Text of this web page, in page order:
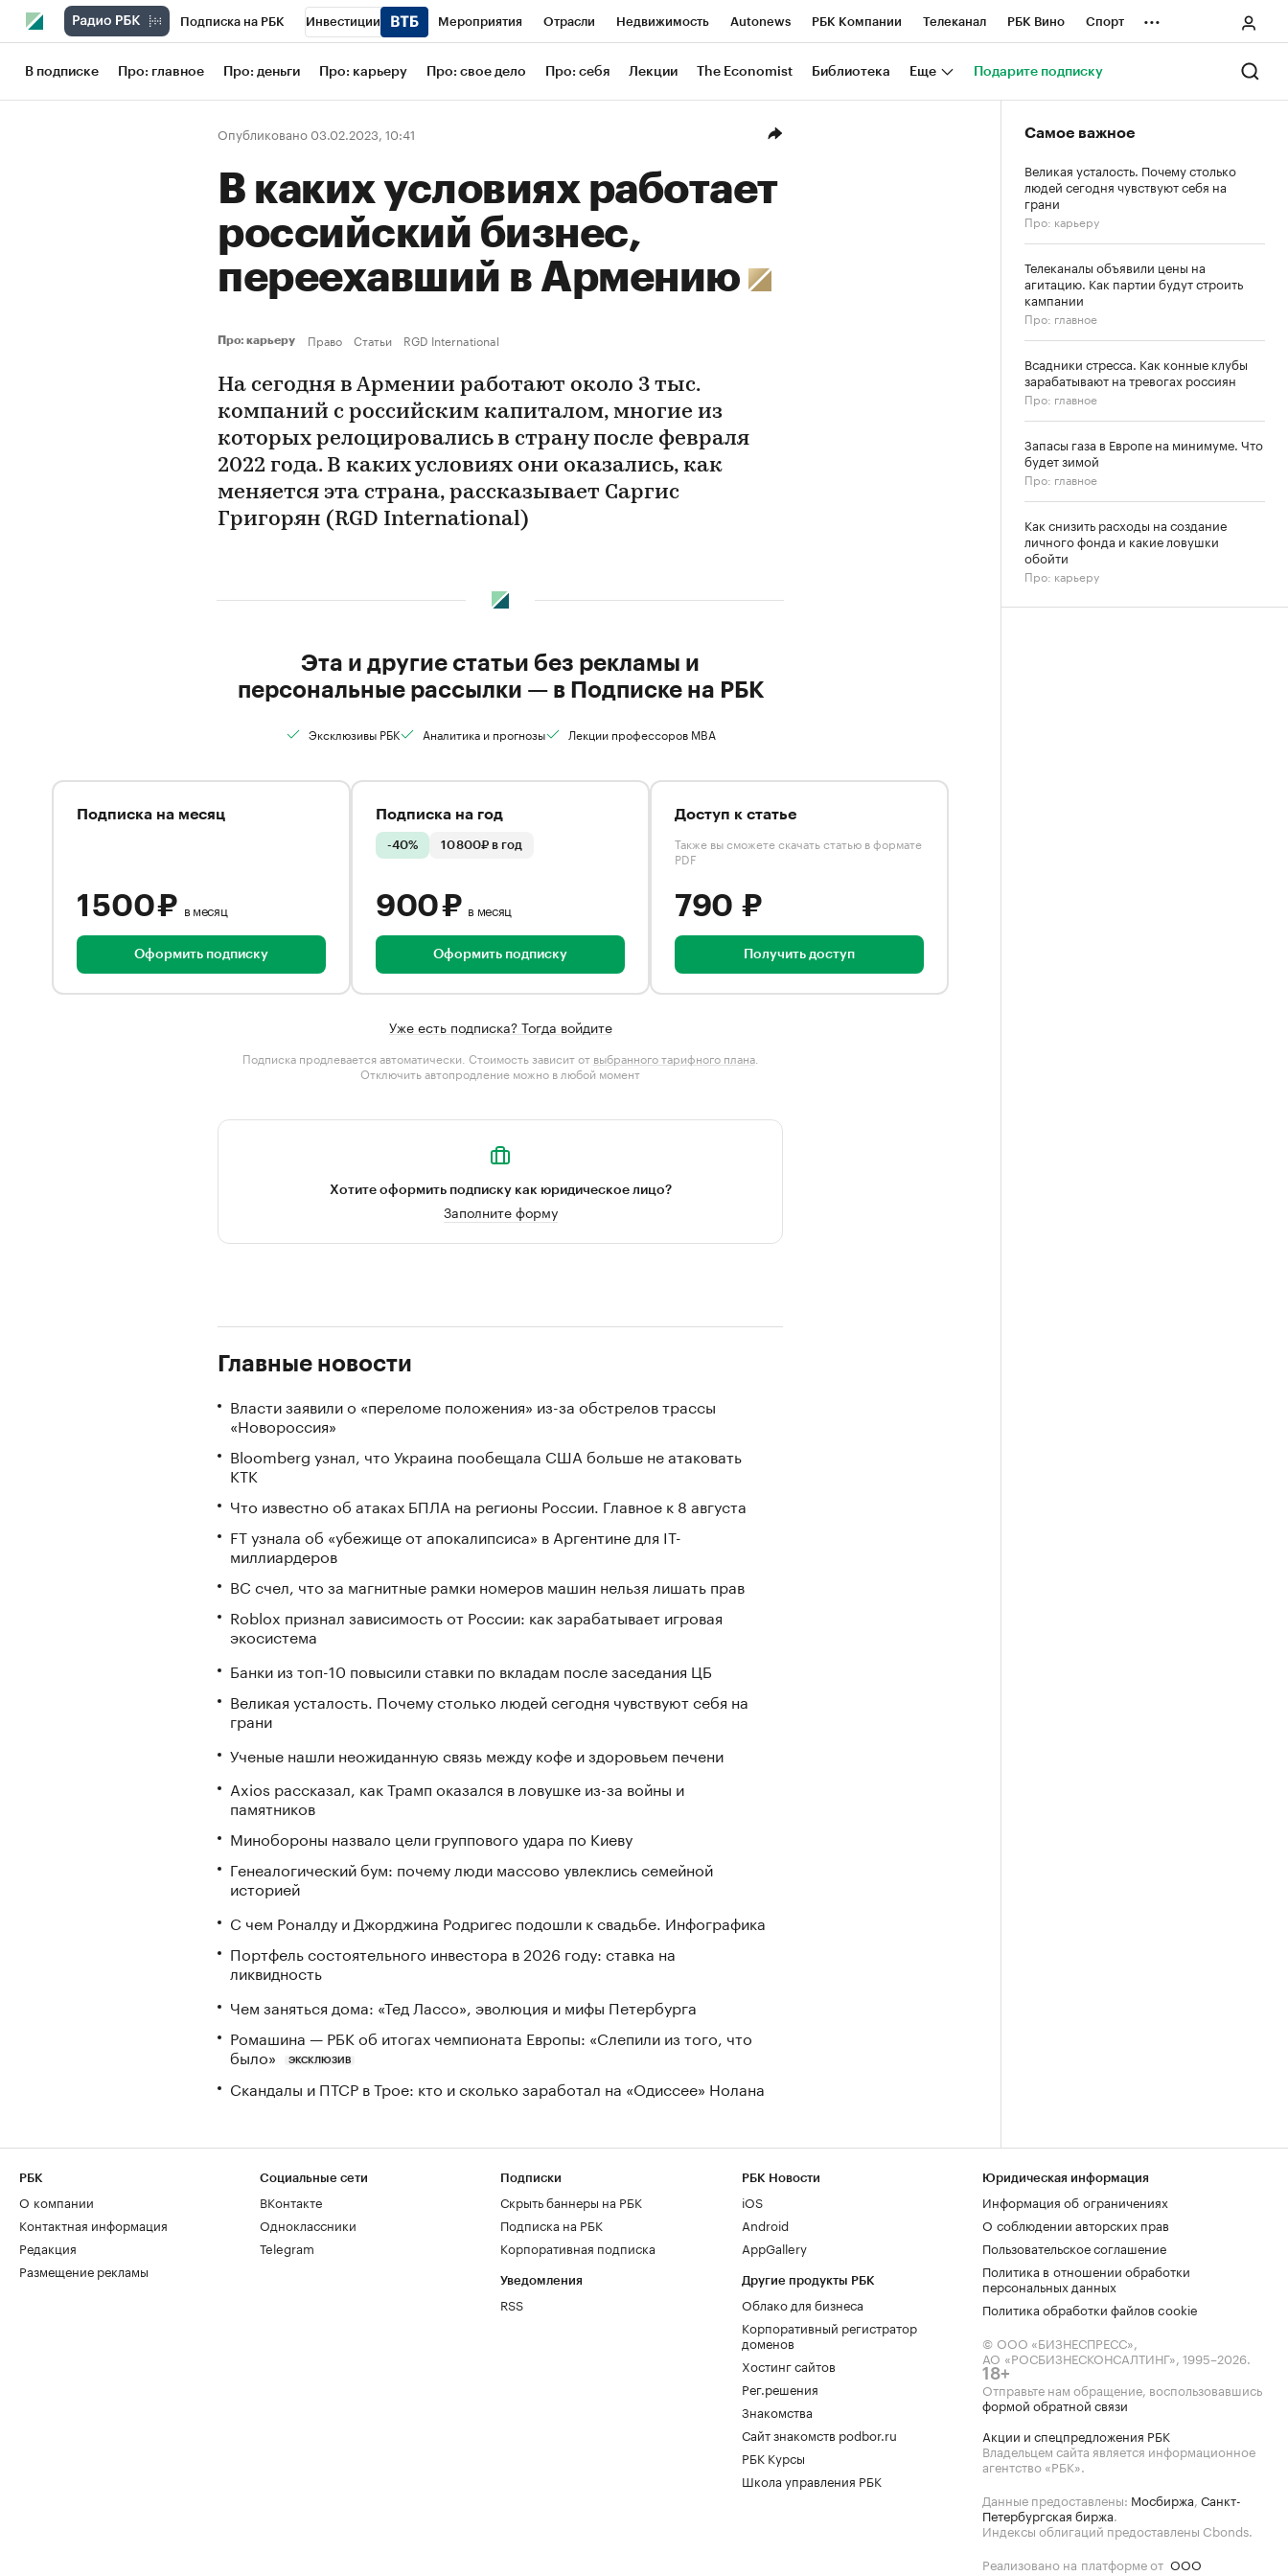
Подписка на РБК Инвестиции Мероприятия Отрасли Недвижимость Autonews РБК Компании Телеканал РБК Вино Спорт
Школа управления РБК РБК Образование РБК Life Тренды Визионеры Национальные проекты Город
Рынок наличной валюты
...
В подписке Про: главное Про: деньги Про: карьеру Про: свое дело Про: себя Лекции The Economist Библиотека Еще Подарите подписку
Опубликовано 03.02.2023, 10:41
В каких условиях работает
российский бизнес,
переехавший в Армению
Про: карьеру Право Статьи RGD International
На сегодня в Армении работают около 3 тыс.
компаний с российским капиталом, многие из
которых релоцировались в страну после февраля
2022 года. В каких условиях они оказались, как
меняется эта страна, рассказывает Саргис
Григорян (RGD International)
Эта и другие статьи без рекламы и
персональные рассылки — в Подписке на РБК
Эксклюзивы РБК Аналитика и прогнозы Лекции профессоров MBA
Подписка на месяц
1 500 ₽ в месяц
Оформить подписку
Подписка на год
-40% 10 800₽ в год
900 ₽ в месяц
Оформить подписку
Доступ к статье
Также вы сможете скачать статью в формате
PDF
790 ₽
Получить доступ
Уже есть подписка? Тогда войдите
Подписка продлевается автоматически. Стоимость зависит от выбранного тарифного плана.
Отключить автопродление можно в любой момент
Хотите оформить подписку как юридическое лицо?
Заполните форму
Главные новости
Власти заявили о «переломе положения» из-за обстрелов трассы
«Новороссия»
Bloomberg узнал, что Украина пообещала США больше не атаковать
КТК
Что известно об атаках БПЛА на регионы России. Главное к 8 августа
FT узнала об «убежище от апокалипсиса» в Аргентине для IT-
миллиардеров
ВС счел, что за магнитные рамки номеров машин нельзя лишать прав
Roblox признал зависимость от России: как зарабатывает игровая
экосистема
Банки из топ-10 повысили ставки по вкладам после заседания ЦБ
Великая усталость. Почему столько людей сегодня чувствуют себя на
грани
Ученые нашли неожиданную связь между кофе и здоровьем печени
Axios рассказал, как Трамп оказался в ловушке из-за войны и
памятников
Минобороны назвало цели группового удара по Киеву
Генеалогический бум: почему люди массово увлеклись семейной
историей
С чем Роналду и Джорджина Родригес подошли к свадьбе. Инфографика
Портфель состоятельного инвестора в 2026 году: ставка на
ликвидность
Чем заняться дома: «Тед Лассо», эволюция и мифы Петербурга
Ромашина — РБК об итогах чемпионата Европы: «Слепили из того, что
было»
ЭКСКЛЮЗИВ
Скандалы и ПТСР в Трое: кто и сколько заработал на «Одиссее» Нолана
Самое важное
Великая усталость. Почему столько
людей сегодня чувствуют себя на
грани
Про: карьеру
Телеканалы объявили цены на
агитацию. Как партии будут строить
кампании
Про: главное
Всадники стресса. Как конные клубы
зарабатывают на тревогах россиян
Про: главное
Запасы газа в Европе на минимуме. Что
будет зимой
Про: главное
Как снизить расходы на создание
личного фонда и какие ловушки
обойти
Про: карьеру
РБК
О компании
Контактная информация
Редакция
Размещение рекламы
Социальные сети
ВКонтакте
Одноклассники
Telegram
Подписки
Скрыть баннеры на РБК
Подписка на РБК
Корпоративная подписка
Уведомления
RSS
РБК Новости
iOS
Android
AppGallery
Другие продукты РБК
Облако для бизнеса
Корпоративный регистратор
доменов
Хостинг сайтов
Рег.решения
Знакомства
Сайт знакомств podbor.ru
РБК Курсы
Школа управления РБК
Юридическая информация
Информация об ограничениях
О соблюдении авторских прав
Пользовательское соглашение
Политика в отношении обработки
персональных данных
Политика обработки файлов cookie
© ООО «БИЗНЕСПРЕСС»,
АО «РОСБИЗНЕСКОНСАЛТИНГ», 1995–2026.
18+
Отправьте нам обращение, воспользовавшись
формой обратной связи
Акции и спецпредложения РБК
Владельцем сайта является информационное
агентство «РБК».
Данные предоставлены: Мосбиржа, Санкт-
Петербургская биржа.
Индексы облигаций предоставлены Cbonds.
Реализовано на платформе от ООО